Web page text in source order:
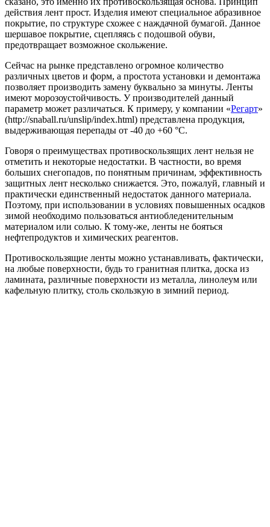
действия лент прост. Изделия имеют специальное абразивное
покрытие, по структуре схожее с наждачной бумагой. Данное
шершавое покрытие, сцепляясь с подошвой обуви,
предотвращает возможное скольжение.
Сейчас на рынке представлено огромное количество
различных цветов и форм, а простота установки и демонтажа
позволяет производить замену буквально за минуты. Ленты
имеют морозоустойчивость. У производителей данный
параметр может различаться. К примеру, у компании «Регарт»
(http://snaball.ru/unslip/index.html) представлена продукция,
выдерживающая перепады от -40 до +60 °С.
Говоря о преимуществах противоскользящих лент нельзя не
отметить и некоторые недостатки. В частности, во время
больших снегопадов, по понятным причинам, эффективность
защитных лент несколько снижается. Это, пожалуй, главный и
практически единственный недостаток данного материала.
Поэтому, при использовании в условиях повышенных осадков
зимой необходимо пользоваться антиобледенительным
материалом или солью. К тому-же, ленты не бояться
нефтепродуктов и химических реагентов.
Противоскользящие ленты можно устанавливать, фактически,
на любые поверхности, будь то гранитная плитка, доска из
ламината, различные поверхности из металла, линолеум или
кафельную плитку, столь скользкую в зимний период.